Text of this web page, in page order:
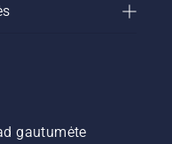
gautumėte